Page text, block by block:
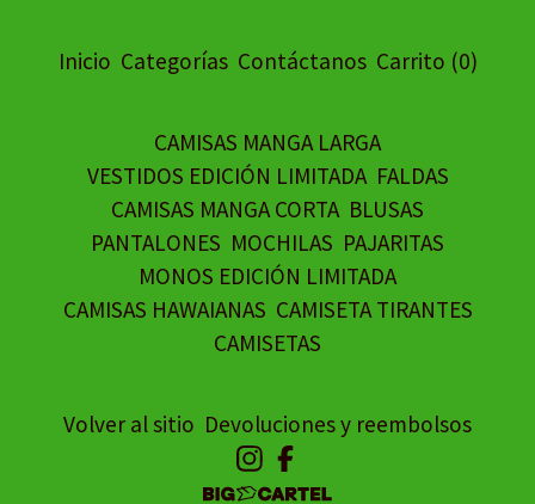
Inicio Categorías Contáctanos Carrito (0)
CAMISAS MANGA LARGA
VESTIDOS EDICIÓN LIMITADA FALDAS
CAMISAS MANGA CORTA BLUSAS
PANTALONES MOCHILAS PAJARITAS
MONOS EDICIÓN LIMITADA
CAMISAS HAWAIANAS CAMISETA TIRANTES
CAMISETAS
Volver al sitio Devoluciones y reembolsos